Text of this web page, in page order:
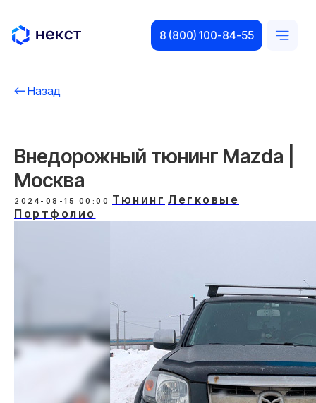
8 (800) 100-84-55
Внедорожный тюнинг Mazda |
Москва
2024-08-15 00:00 Тюнинг Легковые
Портфолио